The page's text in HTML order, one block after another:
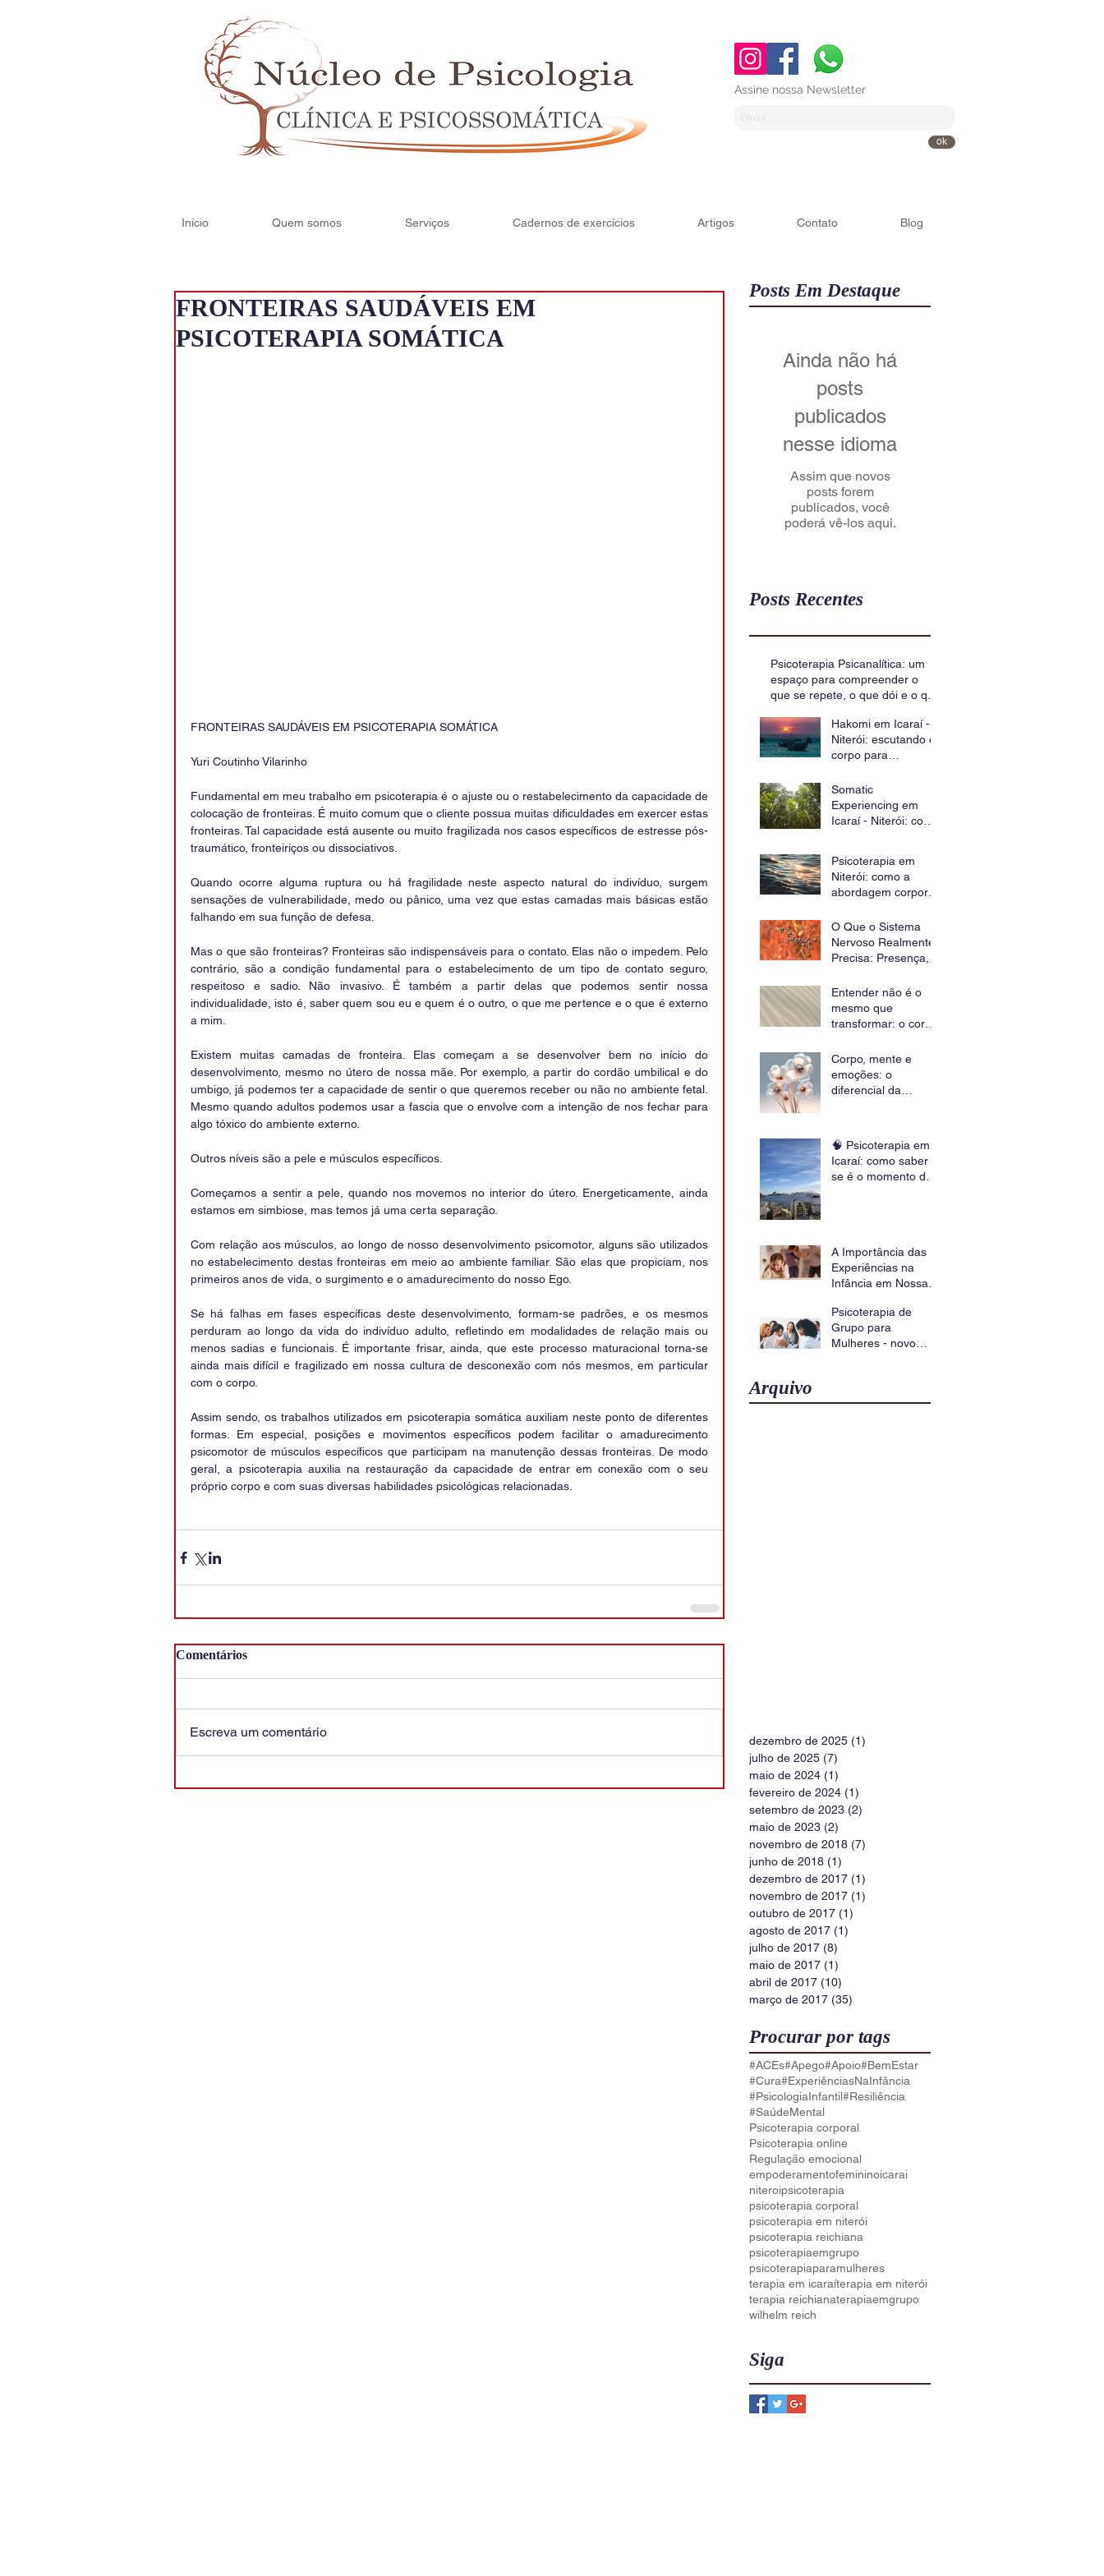
Assine nossa Newsletter
ok
Início Quem somos Serviços Cadernos de exercícios Artigos Contato Blog
FRONTEIRAS SAUDÁVEIS EM
PSICOTERAPIA SOMÁTICA
FRONTEIRAS SAUDÁVEIS EM PSICOTERAPIA SOMÁTICA
Yuri Coutinho Vilarinho
Fundamental em meu trabalho em psicoterapia é o ajuste ou o restabelecimento da capacidade de
colocação de fronteiras. É muito comum que o cliente possua muitas dificuldades em exercer estas
fronteiras. Tal capacidade está ausente ou muito fragilizada nos casos específicos de estresse pós-
traumático, fronteiriços ou dissociativos.
Quando ocorre alguma ruptura ou há fragilidade neste aspecto natural do indivíduo, surgem
sensações de vulnerabilidade, medo ou pânico, uma vez que estas camadas mais básicas estão
falhando em sua função de defesa.
Mas o que são fronteiras? Fronteiras são indispensáveis para o contato. Elas não o impedem. Pelo
contrário, são a condição fundamental para o estabelecimento de um tipo de contato seguro,
respeitoso e sadio. Não invasivo. É também a partir delas que podemos sentir nossa
individualidade, isto é, saber quem sou eu e quem é o outro, o que me pertence e o que é externo
a mim.
Existem muitas camadas de fronteira. Elas começam a se desenvolver bem no início do
desenvolvimento, mesmo no útero de nossa mãe. Por exemplo, a partir do cordão umbilical e do
umbigo, já podemos ter a capacidade de sentir o que queremos receber ou não no ambiente fetal.
Mesmo quando adultos podemos usar a fascia que o envolve com a intenção de nos fechar para
algo tóxico do ambiente externo.
Outros níveis são a pele e músculos específicos.
Começamos a sentir a pele, quando nos movemos no interior do útero. Energeticamente, ainda
estamos em simbiose, mas temos já uma certa separação.
Com relação aos músculos, ao longo de nosso desenvolvimento psicomotor, alguns são utilizados
no estabelecimento destas fronteiras em meio ao ambiente familiar. São elas que propiciam, nos
primeiros anos de vida, o surgimento e o amadurecimento do nosso Ego.
Se há falhas em fases específicas deste desenvolvimento, formam-se padrões, e os mesmos
perduram ao longo da vida do indivíduo adulto, refletindo em modalidades de relação mais ou
menos sadias e funcionais. É importante frisar, ainda, que este processo maturacional torna-se
ainda mais difícil e fragilizado em nossa cultura de desconexão com nós mesmos, em particular
com o corpo.
Assim sendo, os trabalhos utilizados em psicoterapia somática auxiliam neste ponto de diferentes
formas. Em especial, posições e movimentos específicos podem facilitar o amadurecimento
psicomotor de músculos específicos que participam na manutenção dessas fronteiras. De modo
geral, a psicoterapia auxilia na restauração da capacidade de entrar em conexão com o seu
próprio corpo e com suas diversas habilidades psicológicas relacionadas.
Comentários
Escreva um comentário
Posts Em Destaque
Ainda não há
posts
publicados
nesse idioma
Assim que novos
posts forem
publicados, você
poderá vê-los aqui.
Posts Recentes
Psicoterapia Psicanalítica: um
espaço para compreender o
que se repete, o que dói e o que
Hakomi em Icaraí -
Niterói: escutando o
corpo para
inconscientes
Somatic
Experiencing em
Icaraí - Niterói: como
traumas através do
corpo
Psicoterapia em
Niterói: como a
abordagem corporal
tratamento da
ansiedade e dos
sintomas físicos
O Que o Sistema
Nervoso Realmente
Precisa: Presença,
Entender não é o
mesmo que
transformar: o corpo
mente já sabe
Corpo, mente e
emoções: o
diferencial da
🧠 Psicoterapia em
Icaraí: como saber
se é o momento de
A Importância das
Experiências na
Infância em Nossa
Beatriz Muniz,
Psicóloga (UFRJ)
Psicoterapia de
Grupo para
Mulheres - novo
Arquivo
dezembro de 2025 (1)
julho de 2025 (7)
maio de 2024 (1)
fevereiro de 2024 (1)
setembro de 2023 (2)
maio de 2023 (2)
novembro de 2018 (7)
junho de 2018 (1)
dezembro de 2017 (1)
novembro de 2017 (1)
outubro de 2017 (1)
agosto de 2017 (1)
julho de 2017 (8)
maio de 2017 (1)
abril de 2017 (10)
março de 2017 (35)
Procurar por tags
#ACEs#Apego#Apoio#BemEstar
#Cura#ExperiênciasNaInfância
#PsicologiaInfantil#Resiliência
#SaúdeMental
Psicoterapia corporal
Psicoterapia online
Regulação emocional
empoderamentofemininoicarai
niteroipsicoterapia
psicoterapia corporal
psicoterapia em niterói
psicoterapia reichiana
psicoterapiaemgrupo
psicoterapiaparamulheres
terapia em icaraíterapia em niterói
terapia reichianaterapiaemgrupo
wilhelm reich
Siga